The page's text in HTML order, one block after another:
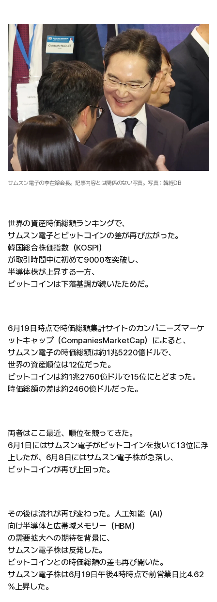
サムスン電子の李在鎔会長。記事内容とは関係のない写真。写真：韓経DB
世界の資産時価総額ランキングで、
サムスン電子とビットコインの差が再び広がった。
韓国総合株価指数（KOSPI）
が取引時間中に初めて9000を突破し、
半導体株が上昇する一方、
ビットコインは下落基調が続いたためだ。
6月19日時点で時価総額集計サイトのカンパニーズマーケ
ットキャップ（CompaniesMarketCap）によると、
サムスン電子の時価総額は約1兆5220億ドルで、
世界の資産順位は12位だった。
ビットコインは約1兆2760億ドルで15位にとどまった。
時価総額の差は約2460億ドルだった。
両者はここ最近、順位を競ってきた。
6月1日にはサムスン電子がビットコインを抜いて13位に浮
上したが、6月8日にはサムスン電子株が急落し、
ビットコインが再び上回った。
その後は流れが再び変わった。人工知能（AI）
向け半導体と広帯域メモリー（HBM）
の需要拡大への期待を背景に、
サムスン電子株は反発した。
ビットコインとの時価総額の差も再び開いた。
サムスン電子株は6月19日午後4時時点で前営業日比4.62
%上昇した。